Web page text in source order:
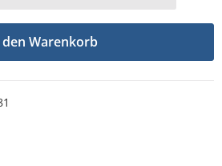
den Warenkorb